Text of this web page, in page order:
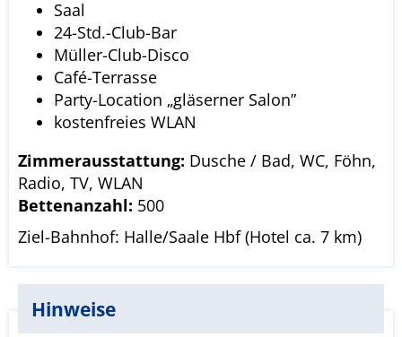
Saal
24-Std.-Club-Bar
Müller-Club-Disco
Café-Terrasse
Party-Location „gläserner Salon”
kostenfreies WLAN
Zimmerausstattung: Dusche / Bad, WC, Föhn,
Radio, TV, WLAN
Bettenanzahl: 500
Ziel-Bahnhof: Halle/Saale Hbf (Hotel ca. 7 km)
Hinweise